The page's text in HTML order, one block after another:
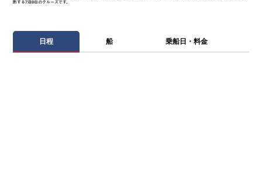
断する7泊8日のクルーズです。
日程 船 乗船日・料金